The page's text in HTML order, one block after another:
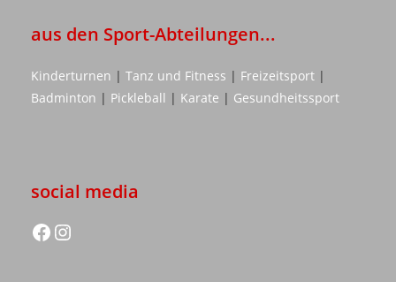
aus den Sport-Abteilungen...
Kinderturnen | Tanz und Fitness | Freizeitsport |
Badminton | Pickleball | Karate | Gesundheitssport
social media
facebookinstagram.com/vt.boehl/